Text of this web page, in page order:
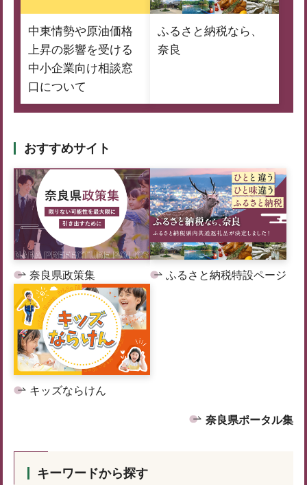
中東情勢や原油価格
上昇の影響を受ける
中小企業向け相談窓
口について
ふるさと納税なら、
奈良
おすすめサイト
奈良県政策集 ふるさと納税特設ページ
キッズならけん
奈良県ポータル集
キーワードから探す